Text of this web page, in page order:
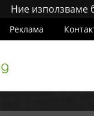
Ние използваме
Реклама